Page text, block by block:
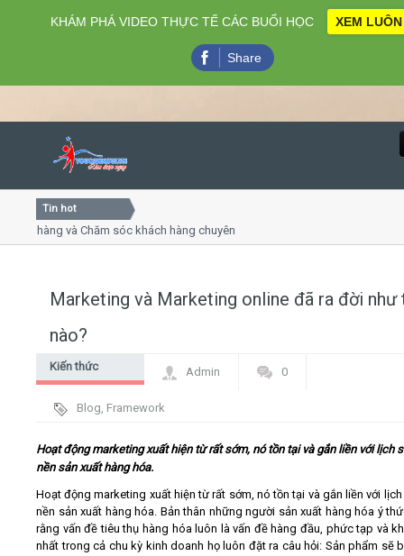
Close
Home
Video
Kiến thức
Liên hệ - Đăng ký
Tin hot
và Chăm sóc khách hàng chuyên nghiệp
Marketing và Marketing online đã ra đời như
nào?
Kiến thức
Marketing - PR
Admin 0
Blog, Framework
Hoạt động marketing xuất hiện từ rất sớm, nó tồn tại và gắn liền với lịch
nền sản xuất hàng hóa.
Hoạt động marketing xuất hiện từ rất sớm, nó tồn tại và gắn liền với
nền sản xuất hàng hóa. Bản thân những người sản xuất hàng hóa ý
rằng vấn đề tiêu thụ hàng hóa luôn là vấn đề hàng đầu, phức tạp và
nhất trong cả chu kỳ kinh doanh họ luôn đặt ra câu hỏi: Sản phẩm sẽ
KHÁM PHÁ VIDEO THỰC TẾ CÁC BUỔI HỌC XEM LUÔN
Share